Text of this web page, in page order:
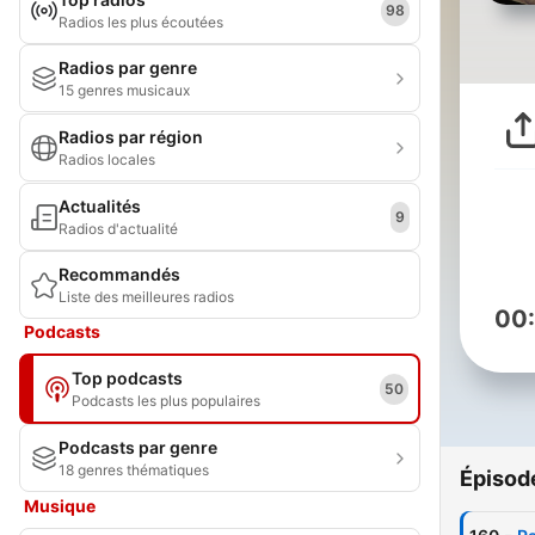
Radios les plus écoutées
98
Radios par genre
15 genres musicaux
Radios par région
Radios locales
Actualités
Radios d'actualité
9
Recommandés
Liste des meilleures radios
Podcasts
Top podcasts
Podcasts les plus populaires
50
Podcasts par genre
18 genres thématiques
Musique